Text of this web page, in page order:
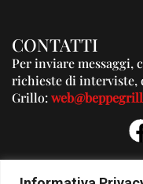
CONTATTI
Per inviare messaggi,
richieste di interviste,
Grillo: